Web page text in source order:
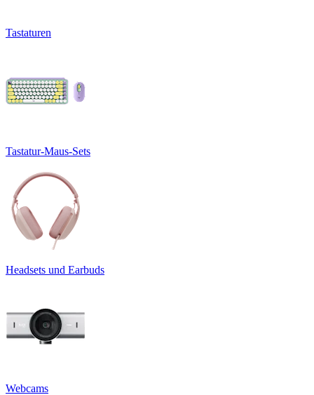
Tastaturen
Tastatur-Maus-Sets
Headsets und Earbuds
Webcams